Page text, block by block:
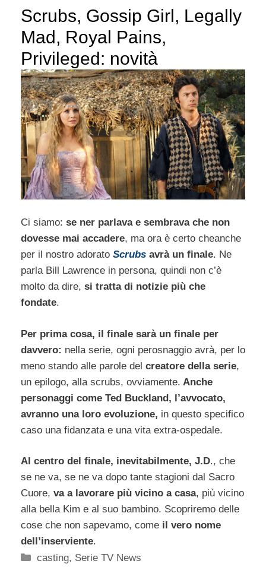
Scrubs, Gossip Girl, Legally
Mad, Royal Pains,
Privileged: novità
Ci siamo: se ner parlava e sembrava che non
dovesse mai accadere, ma ora è certo cheanche
per il nostro adorato Scrubs avrà un finale. Ne
parla Bill Lawrence in persona, quindi non c’è
molto da dire, si tratta di notizie più che
fondate.
Per prima cosa, il finale sarà un finale per
davvero: nella serie, ogni perosnaggio avrà, per lo
meno stando alle parole del creatore della serie,
un epilogo, alla scrubs, ovviamente. Anche
personaggi come Ted Buckland, l’avvocato,
avranno una loro evoluzione, in questo specifico
caso una fidanzata e una vita extra-ospedale.
Al centro del finale, inevitabilmente, J.D., che
se ne va, se ne va dopo tante stagioni dal Sacro
Cuore, va a lavorare più vicino a casa, più vicino
alla bella Kim e al suo bambino. Scopriremo delle
cose che non sapevamo, come il vero nome
dell’inserviente.
Categorie
casting, Serie TV News